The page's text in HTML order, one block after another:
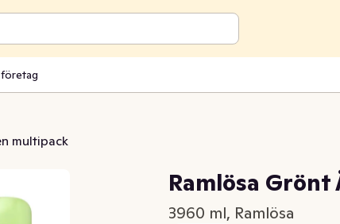
multipack
Ramlösa Grönt
3960 ml, Ramlösa